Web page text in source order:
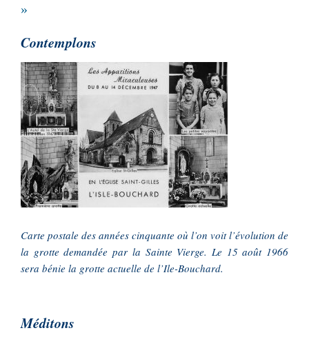
»
Contemplons
Carte postale des années cinquante où l’on voit l’évolution de
la grotte demandée par la Sainte Vierge. Le 15 août 1966
sera bénie la grotte actuelle de l’Ile-Bouchard.
Méditons